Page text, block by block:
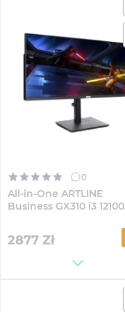
0
All-in-One ARTLINE
Business GX310 i3 12100
2877 Zł